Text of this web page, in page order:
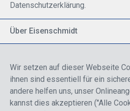
Datenschutzerklärung.
Über Eisenschmidt
Breite Palette von
Fokus auf Pilotenausbildung
Wir setzen auf dieser Webseite
ihnen sind essentiell für ein
andere helfen uns, unser
kannst dies akzeptieren ("Alle